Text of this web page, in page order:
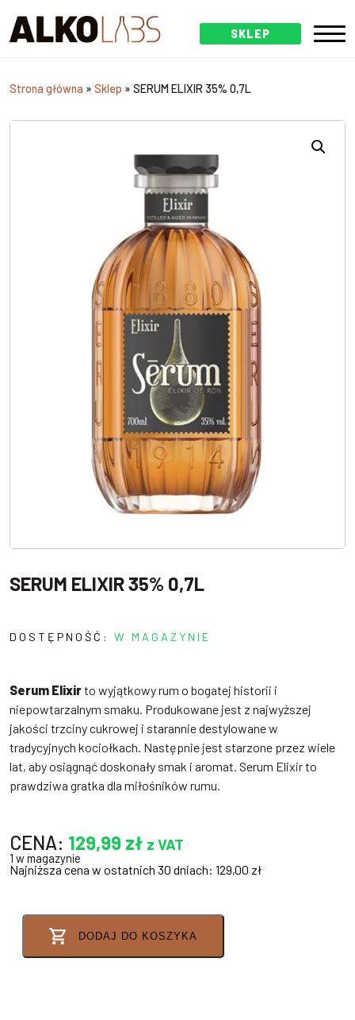
SKLEP
Strona główna » Sklep » SERUM ELIXIR 35% 0,7L
SERUM ELIXIR 35% 0,7L
DOSTĘPNOŚĆ: W MAGAZYNIE
Serum Elixirto wyjątkowy rum o bogatej historii i
niepowtarzalnym smaku. Produkowane jest z najwyższej
jakości trzciny cukrowej i starannie destylowane w
tradycyjnych kociołkach. Następnie jest starzone przez wiele
lat, aby osiągnąć doskonały smak i aromat. Serum Elixir to
prawdziwa gratka dla miłośników rumu.
CENA: 129,99 zł z VAT
1 w magazynie
Najniższa cena w ostatnich 30 dniach: 129,00 zł
DODAJ DO KOSZYKA